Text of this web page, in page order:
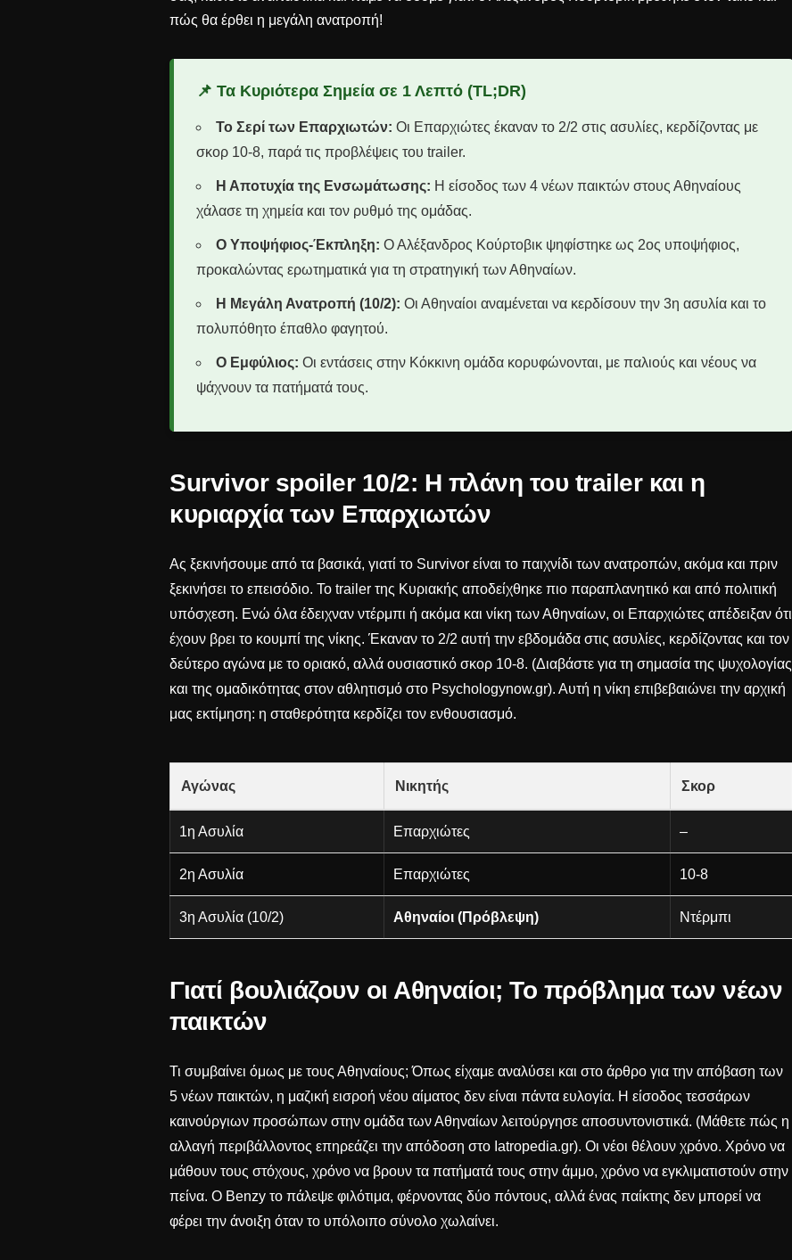
πώς θα έρθει η μεγάλη ανατροπή!
📌 Τα Κυριότερα Σημεία σε 1 Λεπτό (TL;DR)
Το Σερί των Επαρχιωτών: Οι Επαρχιώτες έκαναν το 2/2 στις ασυλίες, κερδίζοντας με
σκορ 10-8, παρά τις προβλέψεις του trailer.
Η Αποτυχία της Ενσωμάτωσης: Η είσοδος των 4 νέων παικτών στους Αθηναίους
χάλασε τη χημεία και τον ρυθμό της ομάδας.
Ο Υποψήφιος-Έκπληξη: Ο Αλέξανδρος Κούρτοβικ ψηφίστηκε ως 2ος υποψήφιος,
προκαλώντας ερωτηματικά για τη στρατηγική των Αθηναίων.
Η Μεγάλη Ανατροπή (10/2): Οι Αθηναίοι αναμένεται να κερδίσουν την 3η ασυλία και το
πολυπόθητο έπαθλο φαγητού.
Ο Εμφύλιος: Οι εντάσεις στην Κόκκινη ομάδα κορυφώνονται, με παλιούς και νέους να
ψάχνουν τα πατήματά τους.
Survivor spoiler 10/2: Η πλάνη του trailer και η
κυριαρχία των Επαρχιωτών
Ας ξεκινήσουμε από τα βασικά, γιατί το Survivor είναι το παιχνίδι των ανατροπών, ακόμα και πριν
ξεκινήσει το επεισόδιο. Το trailer της Κυριακής αποδείχθηκε πιο παραπλανητικό και από πολιτική
υπόσχεση. Ενώ όλα έδειχναν ντέρμπι ή ακόμα και νίκη των Αθηναίων, οι Επαρχιώτες απέδειξαν ότι
έχουν βρει το κουμπί της νίκης. Έκαναν το 2/2 αυτή την εβδομάδα στις ασυλίες, κερδίζοντας και τον
δεύτερο αγώνα με το οριακό, αλλά ουσιαστικό σκορ 10-8. (Διαβάστε για τη σημασία της ψυχολογίας
και της ομαδικότητας στον αθλητισμό στο Psychologynow.gr). Αυτή η νίκη επιβεβαιώνει την αρχική
μας εκτίμηση: η σταθερότητα κερδίζει τον ενθουσιασμό.
Αγώνας Νικητής Σκορ
1η Ασυλία Επαρχιώτες –
2η Ασυλία Επαρχιώτες 10-8
3η Ασυλία (10/2) Αθηναίοι (Πρόβλεψη) Ντέρμπι
Γιατί βουλιάζουν οι Αθηναίοι; Το πρόβλημα των νέων
παικτών
Τι συμβαίνει όμως με τους Αθηναίους; Όπως είχαμε αναλύσει και στο άρθρο για την απόβαση των
5 νέων παικτών, η μαζική εισροή νέου αίματος δεν είναι πάντα ευλογία. Η είσοδος τεσσάρων
καινούργιων προσώπων στην ομάδα των Αθηναίων λειτούργησε αποσυντονιστικά. (Μάθετε πώς η
αλλαγή περιβάλλοντος επηρεάζει την απόδοση στο Iatropedia.gr). Οι νέοι θέλουν χρόνο. Χρόνο να
μάθουν τους στόχους, χρόνο να βρουν τα πατήματά τους στην άμμο, χρόνο να εγκλιματιστούν στην
πείνα. Ο Benzy το πάλεψε φιλότιμα, φέρνοντας δύο πόντους, αλλά ένας παίκτης δεν μπορεί να
φέρει την άνοιξη όταν το υπόλοιπο σύνολο χωλαίνει.